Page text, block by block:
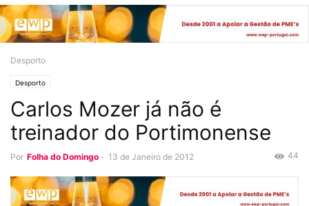
Desporto
Desporto
Carlos Mozer já não é
treinador do Portimonense
Por Folha do Domingo - 13 de Janeiro de 2012 44